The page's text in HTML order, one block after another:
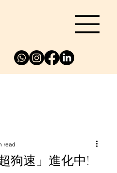
狗速」進化中!
read